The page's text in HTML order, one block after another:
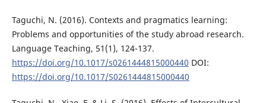
Taguchi, N. (2016). Contexts and pragmatics learning:
Problems and opportunities of the study abroad research.
Language Teaching, 51(1), 124-137.
https://doi.org/10.1017/s0261444815000440 DOI:
https://doi.org/10.1017/S0261444815000440